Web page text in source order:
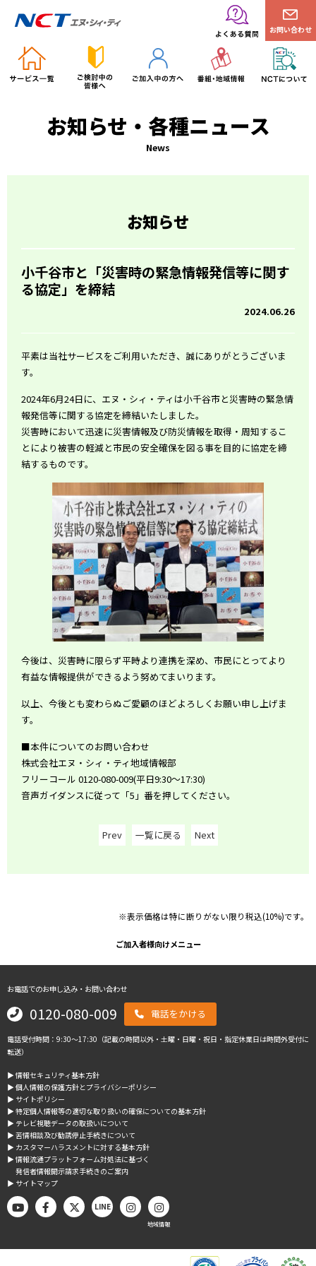
お問い合わせ
お知らせ・各種ニュース
News
お知らせ
小千谷市と「災害時の緊急情報発信等に関す
る協定」を締結
2024.06.26
平素は当社サービスをご利用いただき、誠にありがとうございま
す。
2024年6月24日に、エヌ・シィ・ティは小千谷市と災害時の緊急情
報発信等に関する協定を締結いたしました。
災害時において迅速に災害情報及び防災情報を取得・周知するこ
とにより被害の軽減と市民の安全確保を図る事を目的に協定を締
結するものです。
今後は、災害時に限らず平時より連携を深め、市民にとってより
有益な情報提供ができるよう努めてまいります。
以上、今後とも変わらぬご愛顧のほどよろしくお願い申し上げま
す。
■本件についてのお問い合わせ
株式会社エヌ・シィ・ティ地域情報部
フリーコール 0120-080-009(平日9:30～17:30)
音声ガイダンスに従って「5」番を押してください。
Prev 一覧に戻る Next
※表示価格は特に断りがない限り税込(10%)です。
ご加入者様向けメニュー
お電話でのお申し込み・お問い合わせ
0120-080-009 電話をかける
電話受付時間：9:30～17:30（記載の時間以外・土曜・日曜・祝日・指定休業日は時間外受付に
転送）
▶︎ 情報セキュリティ基本方針
▶︎ 個人情報の保護方針とプライバシーポリシー
▶︎ サイトポリシー
▶︎ 特定個人情報等の適切な取り扱いの確保についての基本方針
▶︎ テレビ視聴データの取扱いについて
▶︎ 苦情相談及び勧誘停止手続きについて
▶︎ カスタマーハラスメントに対する基本方針
▶︎ 情報流通プラットフォーム対処法に基づく
発信者情報開示請求手続きのご案内
▶︎ サイトマップ
LINE
地域情報